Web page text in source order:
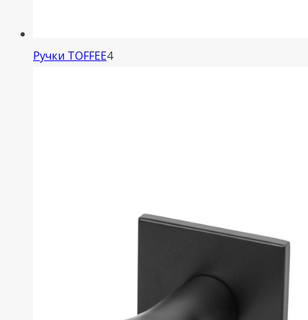
Ручки TOFFEE44